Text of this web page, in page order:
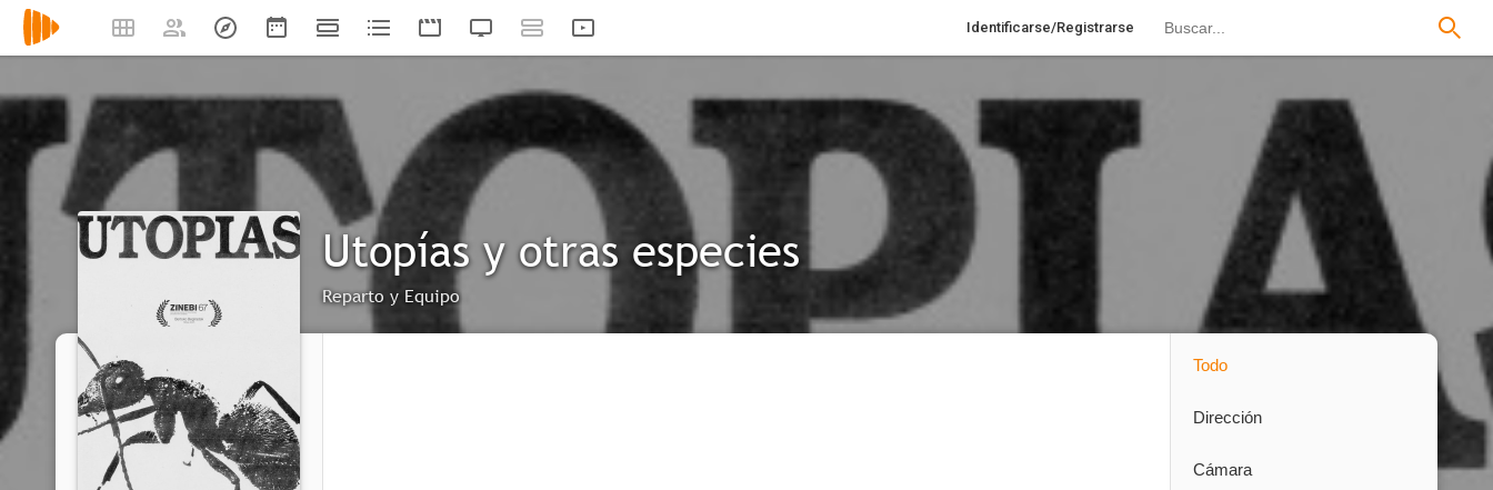
Identificarse/Registrarse
Utopías y otras especies
Reparto y Equipo
Todo
Dirección
Cámara